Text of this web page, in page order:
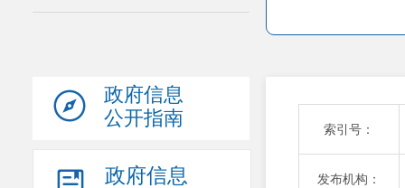
政府信息
公开指南
政府信息
索引号：
发布机构：